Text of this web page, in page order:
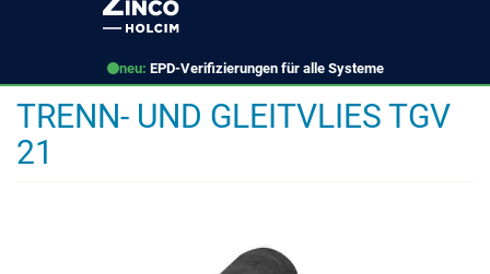
neu: EPD-Verifizierungen für alle Systeme
TRENN- UND GLEITVLIES TGV
21